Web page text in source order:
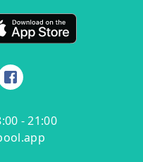
- 21:00